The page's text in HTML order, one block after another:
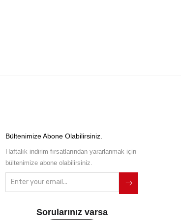
Bültenimize Abone Olabilirsiniz.
Haftalık indirim fırsatlarından yararlanmak için
bültenimize abone olabilirsiniz.
Sorularınız varsa